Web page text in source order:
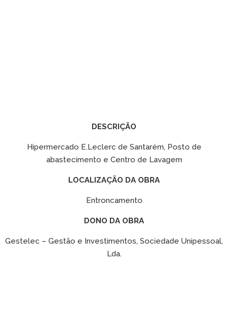
DESCRIÇÃO
Hipermercado E.Leclerc de Santarém, Posto de
abastecimento e Centro de Lavagem
LOCALIZAÇÃO DA OBRA
Entroncamento
DONO DA OBRA
Gestelec – Gestão e Investimentos, Sociedade Unipessoal,
Lda.